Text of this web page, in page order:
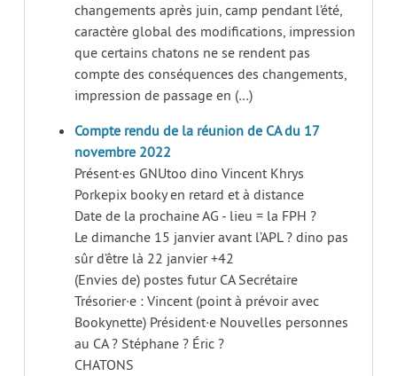
changements après juin, camp pendant l’été,
caractère global des modifications, impression
que certains chatons ne se rendent pas
compte des conséquences des changements,
impression de passage en (…)
Compte rendu de la réunion de CA du 17
novembre 2022
Présent·es GNUtoo dino Vincent Khrys
Porkepix booky en retard et à distance
Date de la prochaine AG - lieu = la FPH ?
Le dimanche 15 janvier avant l’APL ? dino pas
sûr d’être là 22 janvier +42
(Envies de) postes futur CA Secrétaire
Trésorier·e : Vincent (point à prévoir avec
Bookynette) Président·e Nouvelles personnes
au CA ? Stéphane ? Éric ?
CHATONS